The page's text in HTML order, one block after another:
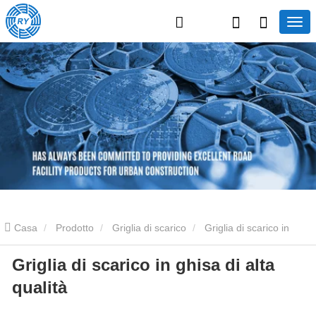
Casa Prodotto Griglia di scarico Griglia di scarico in
ghisa Griglia di scarico in ghisa di alta qualità
Griglia di scarico in ghisa di alta
qualità